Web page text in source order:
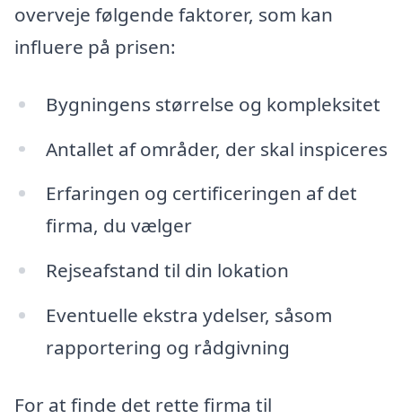
overveje følgende faktorer, som kan
influere på prisen:
Bygningens størrelse og kompleksitet
Antallet af områder, der skal inspiceres
Erfaringen og certificeringen af det
firma, du vælger
Rejseafstand til din lokation
Eventuelle ekstra ydelser, såsom
rapportering og rådgivning
For at finde det rette firma til